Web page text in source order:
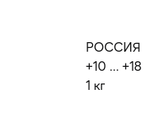
РОССИЯ
+10 ... +18
1 кг